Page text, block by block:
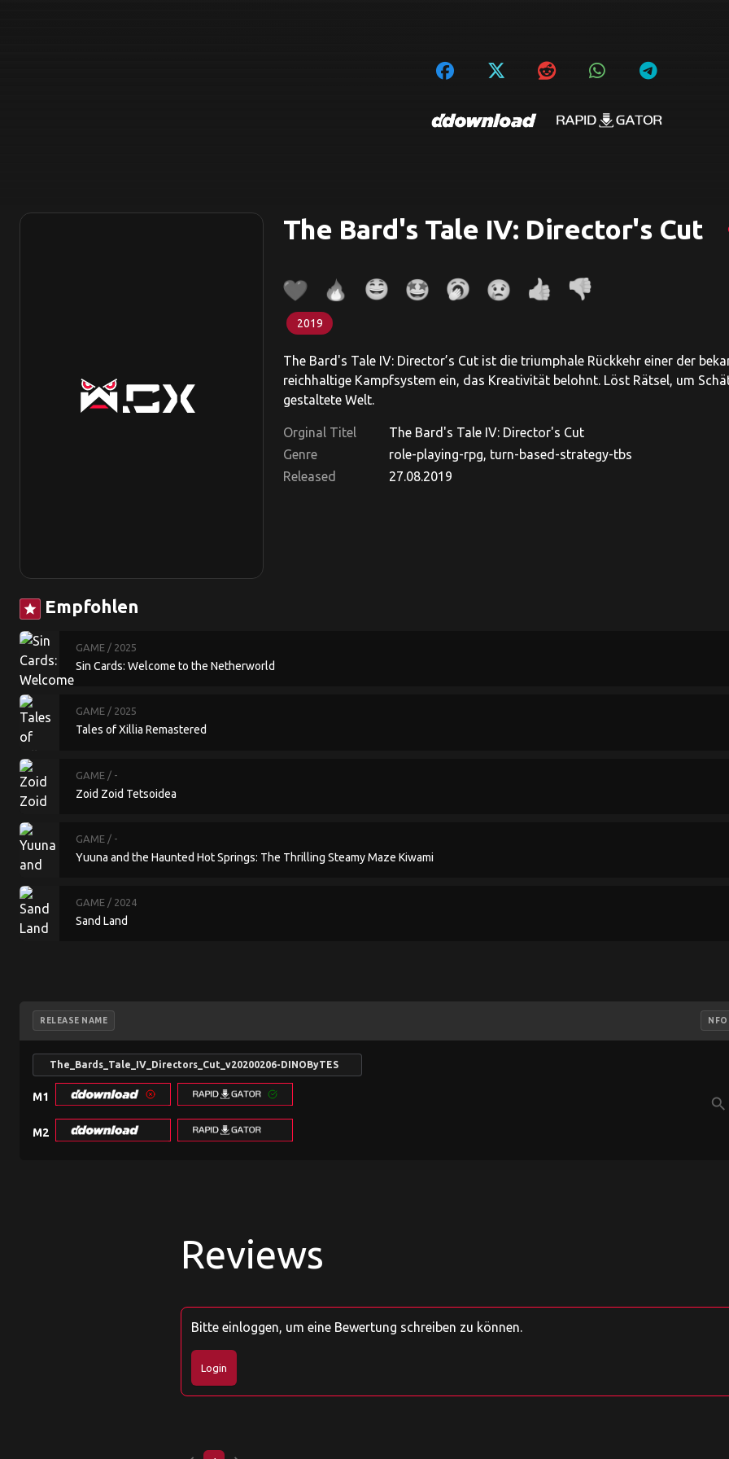
The Bard's Tale IV: Director's Cut
2019
The Bard's Tale IV: Director’s Cut ist die triumphale Rückkehr einer der
reichhaltige Kampfsystem ein, das Kreativität belohnt. Löst Rätsel, um
gestaltete Welt.
Orginal Titel
The Bard's Tale IV: Director's Cut
Genre
role-playing-rpg, turn-based-strategy-tbs
Released
27.08.2019
star Empfohlen
GAME / 2025
Sin Cards: Welcome to the Netherworld
GAME / 2025
Tales of Xillia Remastered
GAME / -
Zoid Zoid Tetsoidea
GAME / -
Yuuna and the Haunted Hot Springs: The Thrilling Steamy Maze Kiwami
GAME / 2024
Sand Land
RELEASE NAME NFO
The_Bards_Tale_IV_Directors_Cut_v20200206-DINOByTES
M1
M2
search
Reviews
Bitte einloggen, um eine Bewertung schreiben zu können.
Login